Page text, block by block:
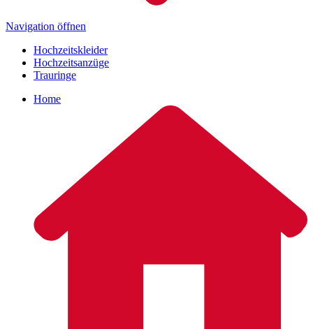
Navigation öffnen
Hochzeitskleider
Hochzeitsanzüge
Trauringe
Home